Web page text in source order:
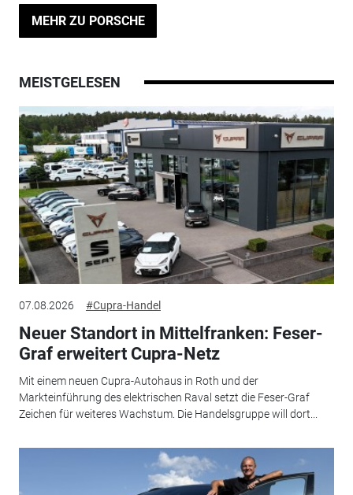
MEHR ZU PORSCHE
MEISTGELESEN
07.08.2026 #Cupra-Handel
Neuer Standort in Mittelfranken: Feser-
Graf erweitert Cupra-Netz
Mit einem neuen Cupra-Autohaus in Roth und der
Markteinführung des elektrischen Raval setzt die Feser-Graf
Zeichen für weiteres Wachstum. Die Handelsgruppe will dort...